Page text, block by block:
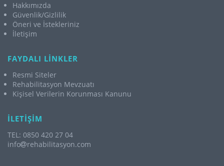
Hakkımızda
Güvenlik/Gizlilik
Öneri ve İstekleriniz
İletişim
FAYDALI LİNKLER
Resmi Siteler
Rehabilitasyon Mevzuatı
Kişisel Verilerin Korunması Kanunu
İLETİŞİM
TEL: 0850 420 27 04
info
rehabilitasyon.com